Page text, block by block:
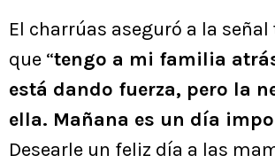
El charrúas aseguró a la
que “tengo a mi familia
está dando fuerza, pero la
ella. Mañana es un día
Desearle un feliz día a las